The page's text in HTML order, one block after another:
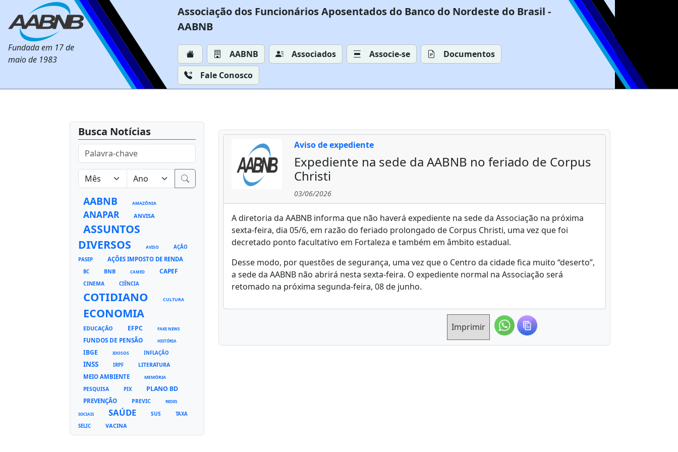
Fundada em 17 de
maio de 1983
Associação dos Funcionários Aposentados do Banco do Nordeste do Brasil -
AABNB
AABNB Associados Associe-se
Documentos
Fale Conosco
Busca Notícias
AABNB AMAZÔNIA
ANAPAR ANVISA
ASSUNTOS
DIVERSOS
AVISO
AÇÃO
PASEP
AÇÕES IMPOSTO DE RENDA
BC BNB CAMED CAPEF
CINEMA CIÊNCIA
COTIDIANO CULTURA
ECONOMIA
EDUCAÇÃO EFPC FAKE NEWS
FUNDOS DE PENSÃO HISTÓRIA
IBGE IDOSOS INFLAÇÃO
INSS IRPF LITERATURA
MEIO AMBIENTE MEMÓRIA
PESQUISA PIX PLANO BD
PREVENÇÃO PREVIC REDES
SOCIAIS SAÚDE SUS
TAXA
SELIC
VACINA
Aviso de expediente
Expediente na sede da AABNB no feriado de Corpus
Christi
03/06/2026
A diretoria da AABNB informa que não haverá expediente na sede da Associação na próxima
sexta-feira, dia 05/6, em razão do feriado prolongado de Corpus Christi, uma vez que foi
decretado ponto facultativo em Fortaleza e também em âmbito estadual.
Desse modo, por questões de segurança, uma vez que o Centro da cidade fica muito “deserto”,
a sede da AABNB não abrirá nesta sexta-feira. O expediente normal na Associação será
retomado na próxima segunda-feira, 08 de junho.
Imprimir